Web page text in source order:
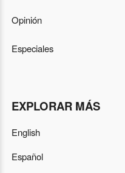
Opinión
Especiales
EXPLORAR MÁS
English
Español